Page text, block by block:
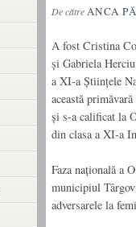
De cătreANCA
A fost Cristina
și Gabriela
a XI-a Științele
această
și s-a calificat la
din clasa a XI-a
Faza națională a
municipiul
adversarele la